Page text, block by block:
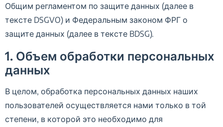
Общим регламентом по защите данных (далее в
тексте DSGVO) и Федеральным законом ФРГ о
защите данных (далее в тексте BDSG).
1. Объем обработки персональных
данных
В целом, обработка персональных данных наших
пользователей осуществляется нами только в той
степени, в которой это необходимо для